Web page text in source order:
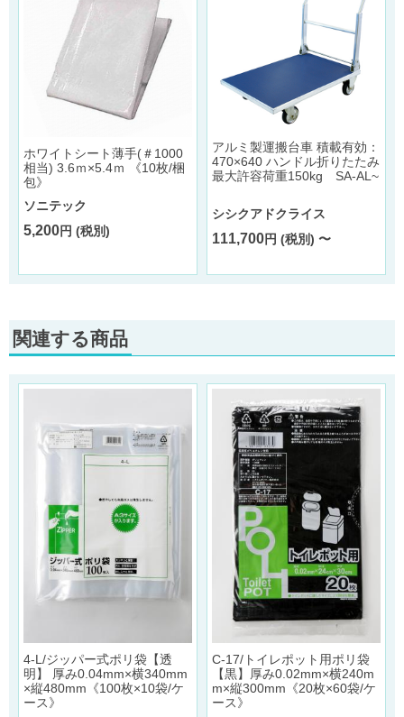
ホワイトシート薄手(＃1000
相当) 3.6ｍ×5.4ｍ 《10枚/梱
包》
ソニテック
5,200円 (税別)
アルミ製運搬台車 積載有効：
470×640 ハンドル折りたたみ
最大許容荷重150kg SA-AL~
シシクアドクライス
111,700円 (税別) 〜
関連する商品
4-L/ジッパー式ポリ袋【透
明】 厚み0.04mm×横340mm
×縦480mm《100枚×10袋/ケ
ース》
C-17/トイレポット用ポリ袋
【黒】厚み0.02mm×横240m
m×縦300mm《20枚×60袋/ケ
ース》